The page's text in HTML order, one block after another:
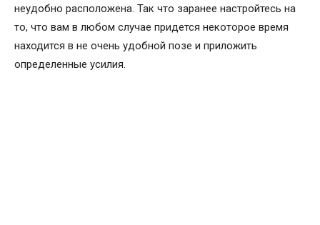
неудобно расположена. Так что заранее настройтесь на
то, что вам в любом случае придется некоторое время
находится в не очень удобной позе и приложить
определенные усилия.